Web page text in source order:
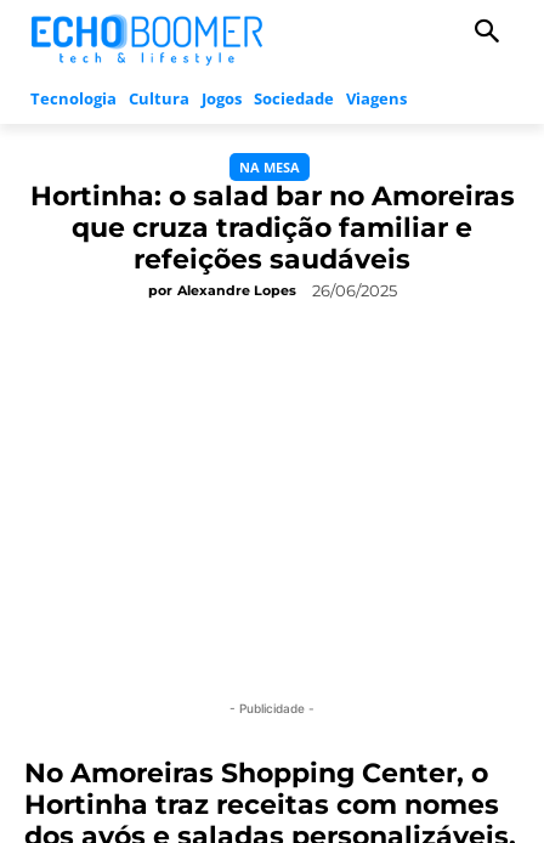
Tecnologia Cultura Jogos Sociedade Viagens
NA MESA
Hortinha: o salad bar no Amoreiras
que cruza tradição familiar e
refeições saudáveis
por Alexandre Lopes 26/06/2025
- Publicidade -
No Amoreiras Shopping Center, o
Hortinha traz receitas com nomes